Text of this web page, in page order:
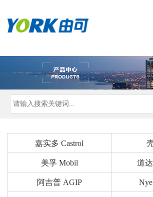
嘉实多 Castrol
美孚 Mobil 道
阿吉普 AGIP